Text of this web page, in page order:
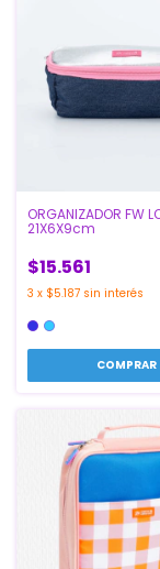
ORGANIZADOR FW
21X6X9cm
$15.561
3 x $5.187 sin interés
COMPRAR